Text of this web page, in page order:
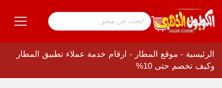
الرئيسية - موقع المطار - ارقام خدمة عملاء تطبيق المطار
وكيف تخصم حتى 10%